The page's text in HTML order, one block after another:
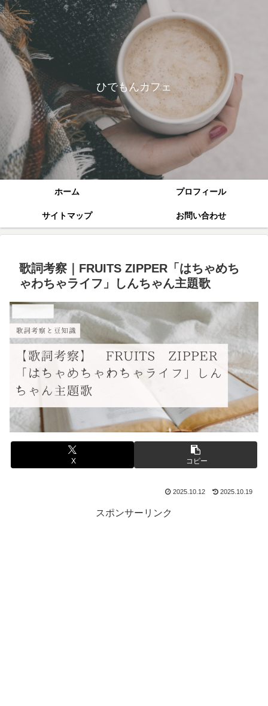
ひでもんカフェ
ホーム プロフィール
サイトマップ お問い合わせ
歌詞考察｜FRUITS ZIPPER「はちゃめち
ゃわちゃライフ」しんちゃん主題歌
X コピー
2025.10.12 2025.10.19
スポンサーリンク